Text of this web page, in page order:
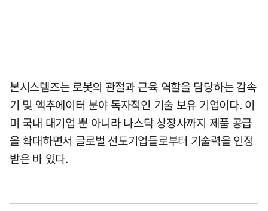
본시스템즈는 로봇의 관절과 근육 역할을 담당하는 감속
기 및 액추에이터 분야 독자적인 기술 보유 기업이다. 이
미 국내 대기업 뿐 아니라 나스닥 상장사까지 제품 공급
을 확대하면서 글로벌 선도기업들로부터 기술력을 인정
받은 바 있다.